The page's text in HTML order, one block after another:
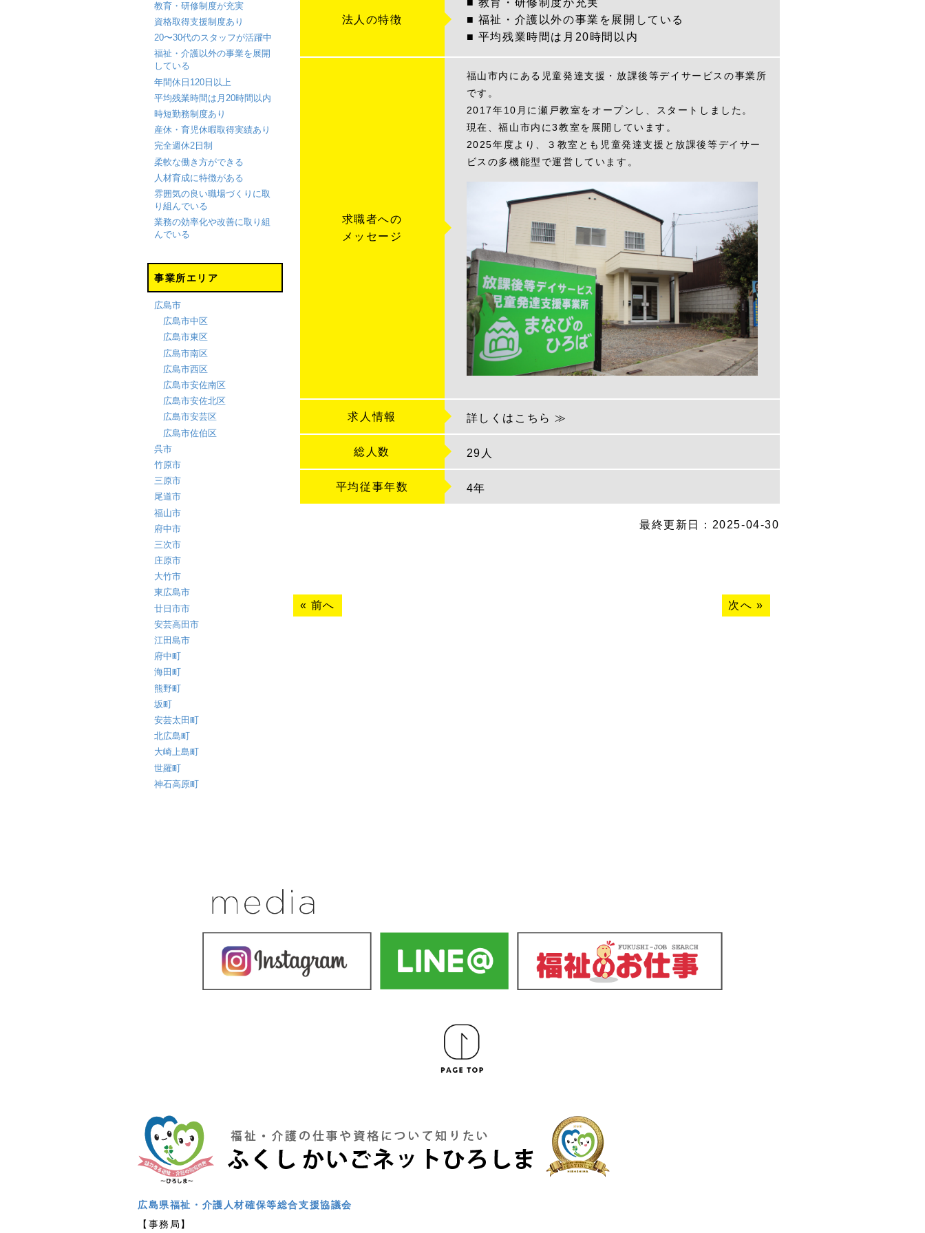
教育・研修制度が充実
資格取得支援制度あり
20〜30代のスタッフが活躍中
福祉・介護以外の事業を展開
している
年間休日120日以上
平均残業時間は月20時間以内
時短勤務制度あり
産休・育児休暇取得実績あり
完全週休2日制
柔軟な働き方ができる
人材育成に特徴がある
雰囲気の良い職場づくりに取
り組んでいる
業務の効率化や改善に取り組
んでいる
事業所エリア
広島市
広島市中区
広島市東区
広島市南区
広島市西区
広島市安佐南区
広島市安佐北区
広島市安芸区
広島市佐伯区
呉市
竹原市
三原市
尾道市
福山市
府中市
三次市
庄原市
大竹市
東広島市
廿日市市
安芸高田市
江田島市
府中町
海田町
熊野町
坂町
安芸太田町
北広島町
大崎上島町
世羅町
神石高原町
法人の特徴
■ 教育・研修制度が充実
■ 福祉・介護以外の事業を展開している
■ 平均残業時間は月20時間以内
求職者への
メッセージ
福山市内にある児童発達支援・放課後等デイサービスの事業所
です。
2017年10月に瀬戸教室をオープンし、スタートしました。
現在、福山市内に3教室を展開しています。
2025年度より、３教室とも児童発達支援と放課後等デイサー
ビスの多機能型で運営しています。
求人情報 詳しくはこちら ≫
総人数 29人
平均従事年数 4年
最終更新日：2025-04-30
« 前へ 次へ »
広島県福祉・介護人材確保等総合支援協議会
【事務局】